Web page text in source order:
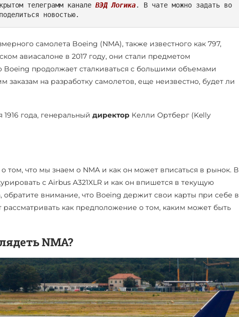
телеграмм канале ВЭД Логика. В чате можно задать во
новостью.
самолета Boeing (NMA), также известного как 797,
авиасалоне в 2017 году, они стали предметом
Boeing продолжает сталкиваться с большими объемами
заказам на разработку самолетов, еще неизвестно, будет ли
1916 года, генеральный директор Келли Ортберг (Kelly
том, что мы знаем о NMA и как он может вписаться в рынок. В
с Airbus A321XLR и как он впишется в текущую
внимание, что Boeing держит свои карты при себе в
рассматривать как предположение о том, каким может быть
NMA?